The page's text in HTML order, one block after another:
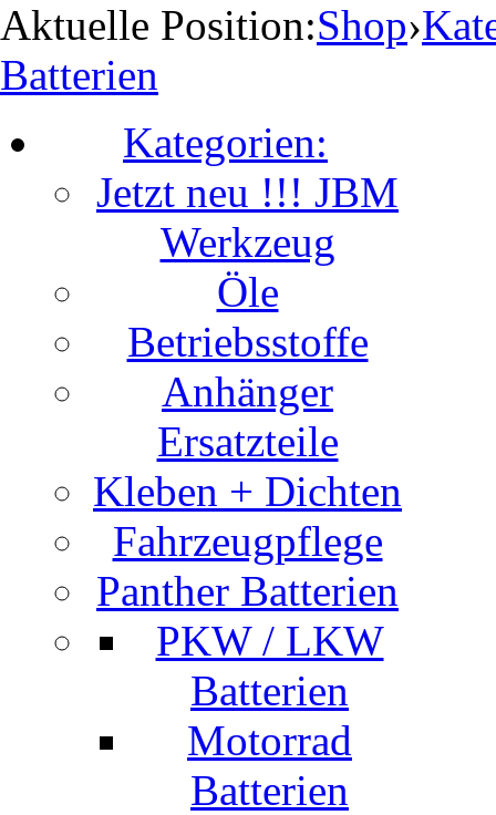
Aktuelle Position:Shop›
Batterien
Kategorien:
Jetzt neu !!! JBM
Werkzeug
Öle
Betriebsstoffe
Anhänger
Ersatzteile
Kleben + Dichten
Fahrzeugpflege
Panther Batterien
PKW / LKW
Batterien
Motorrad
Batterien